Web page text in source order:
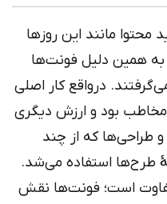
محتوا مانند این روزها
به همین دلیل فونت‌ها
درواقع کار اصلی
مخاطب بود و ارزش دیگری
طراحی‌ها که از چند
طرح‌ها استفاده می‌شد.
است؛ فونت‌ها نقش